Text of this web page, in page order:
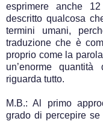
esprimere anche
descritto qualcosa
termini umani,
traduzione che è
proprio come la
un’enorme
riguarda tutto.
M.B.: Al primo
grado di percepire